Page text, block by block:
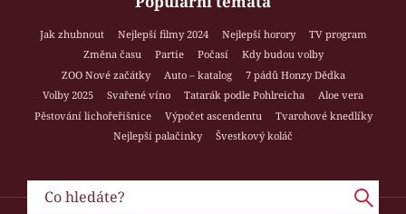
Jak zhubnout Nejlepší filmy 2024 Nejlepší horory
TV program
Změna času
Partie Počasí
Kdy budou volby
ZOO Nové začátky
Auto – katalog
7 pádů Honzy Dědka
Volby 2025
Svařené víno Tatarák podle Pohlreicha
Aloe vera
Pěstování lichořeřišnice
Výpočet ascendentu
Tvarohové knedlíky
Nejlepší palačinky
Švestkový koláč